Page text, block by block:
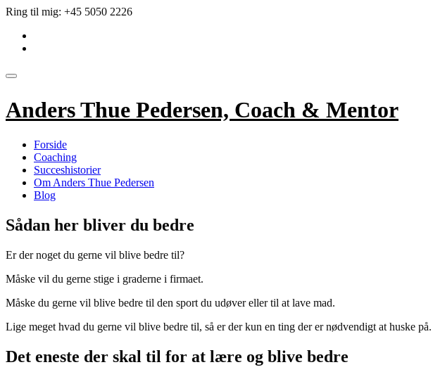
Videre
indhold
Ring til mig: +45 5050 2226
Skift
Anders Thue Pedersen, Coach & Mentor
Forside
Coaching
Succeshistorier
Om Anders Thue Pedersen
Blog
Sådan her bliver du bedre
Er der noget du gerne vil blive bedre til?
Måske vil du gerne stige i graderne i firmaet.
Måske du gerne vil blive bedre til den sport du udøver eller til at lave mad.
Lige meget hvad du gerne vil blive bedre til, så er der kun en ting der er nødvendigt at huske på.
Det eneste der skal til for at lære og blive bedre